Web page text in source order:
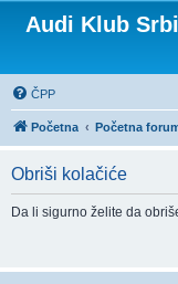
Audi Klub
ČPP
Početna Početna
Obriši kolačiće
Da li sigurno želite da